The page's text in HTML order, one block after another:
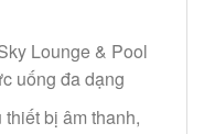
Lounge & Pool
uống đa dạng
bị âm thanh,